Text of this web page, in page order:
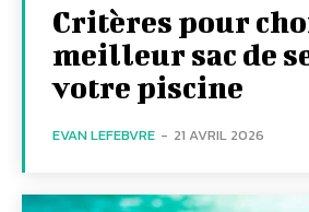
Critères pour
meilleur sac de
votre piscine
EVAN LEFEBVRE - 21 AVRIL 2026